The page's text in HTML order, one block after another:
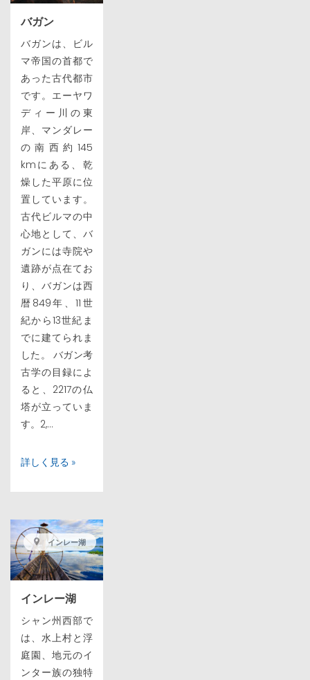
バガン
バガンは、ビル
マ帝国の首都で
あった古代都市
です。エーヤワ
ディー川の東
岸、マンダレー
の南西約145
kmにある、乾
燥した平原に位
置しています。
古代ビルマの中
心地として、バ
ガンには寺院や
遺跡が点在てお
り、バガンは西
暦849年、11世
紀から13世紀ま
でに建てられま
した。 バガン考
古学の目録によ
ると、2217の仏
塔が立っていま
す。2,...
詳しく見る »
インレー湖
インレー湖
シャン州西部で
は、水上村と浮
庭園、地元のイ
ンター族の独特